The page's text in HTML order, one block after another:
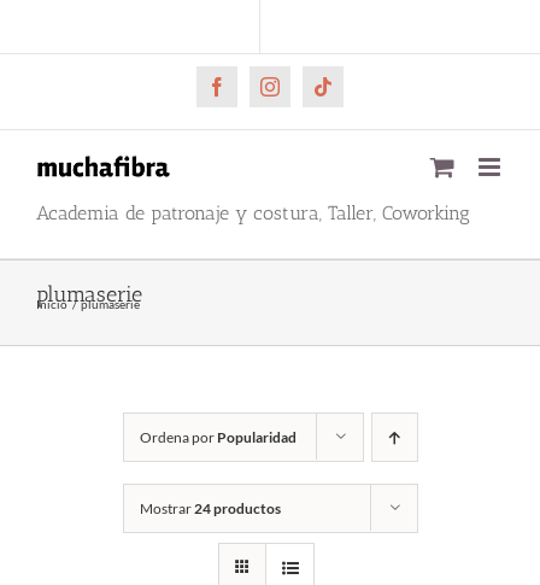
al
FacebookInstagramTiktok
Academia de patronaje y costura, Taller, Coworking
plumaserie
Inicio plumaserie
Ordena por Popularidad
Mostrar24 productos